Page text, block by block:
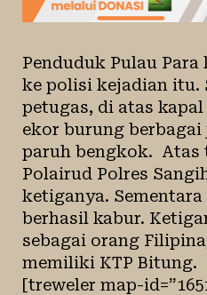
Penduduk Pulau
ke polisi kejadian itu.
petugas, di atas
ekor burung
paruh bengkok. Atas
Polairud Polres
ketiganya.
berhasil kabur.
sebagai orang
memiliki KTP Bitung.
[treweler map-